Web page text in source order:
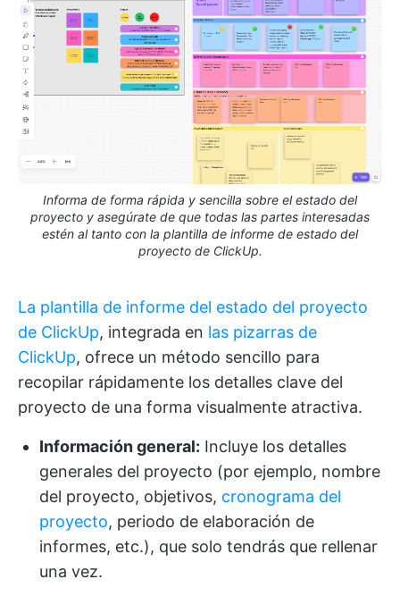
Informa de forma rápida y sencilla sobre el estado del
proyecto y asegúrate de que todas las partes interesadas
estén al tanto con la plantilla de informe de estado del
proyecto de ClickUp.
La plantilla de informe del estado del proyecto
de ClickUp, integrada en las pizarras de
ClickUp, ofrece un método sencillo para
recopilar rápidamente los detalles clave del
proyecto de una forma visualmente atractiva.
Información general: Incluye los detalles
generales del proyecto (por ejemplo, nombre
del proyecto, objetivos, cronograma del
proyecto, periodo de elaboración de
informes, etc.), que solo tendrás que rellenar
una vez.